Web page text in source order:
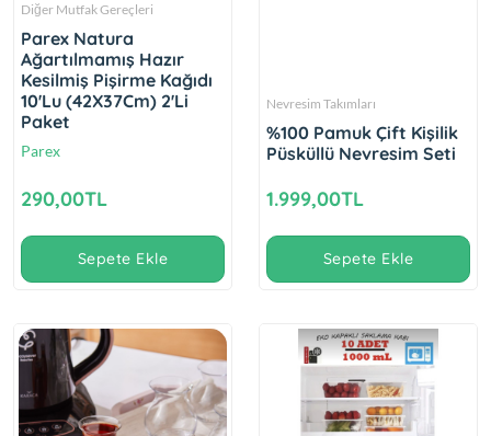
Diğer Mutfak Gereçleri
Parex Natura
Ağartılmamış Hazır
Kesilmiş Pişirme Kağıdı
10'Lu (42X37Cm) 2'Li
Paket
Parex
290,00TL
Sepete Ekle
Nevresim Takımları
%100 Pamuk Çift Kişilik
Püsküllü Nevresim Seti
1.999,00TL
Sepete Ekle